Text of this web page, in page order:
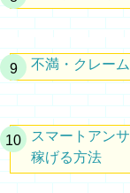
不満・クレー
スマートアン
稼げる方法